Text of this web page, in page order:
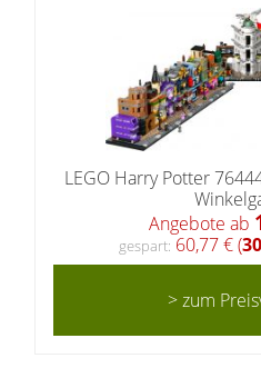
LEGO Harry Potter
Angebote ab
gespart: 60,77 € (
> zum